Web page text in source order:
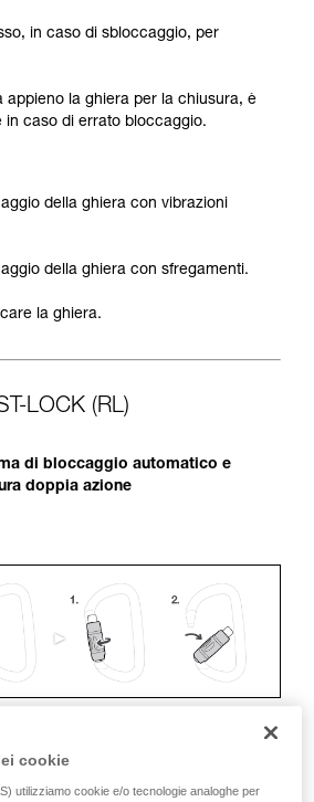
in caso di sbloccaggio, per
appieno la ghiera per la chiusura, è
in caso di errato bloccaggio.
della ghiera con vibrazioni
della ghiera con sfregamenti.
la ghiera.
LOCK (RL)
di bloccaggio automatico e
doppia azione
cookie
utilizziamo cookie e/o tecnologie analoghe per